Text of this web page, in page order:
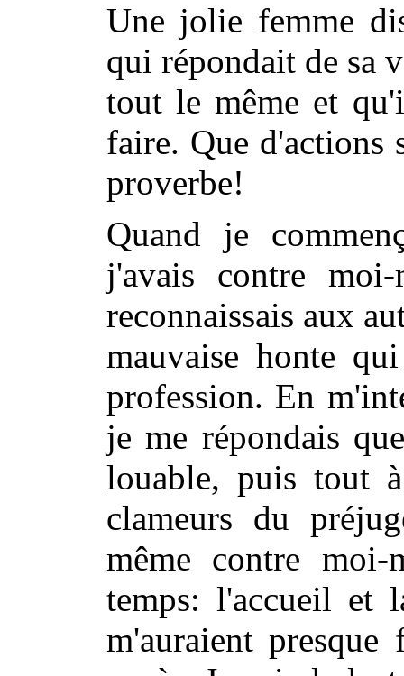
Une jolie femme
qui répondait de sa
tout le même et
faire. Que d'actions
proverbe!
Quand je
j'avais contre
reconnaissais aux
mauvaise honte
profession. En
je me répondais
louable, puis tout
clameurs du
même contre
temps: l'accueil et
m'auraient